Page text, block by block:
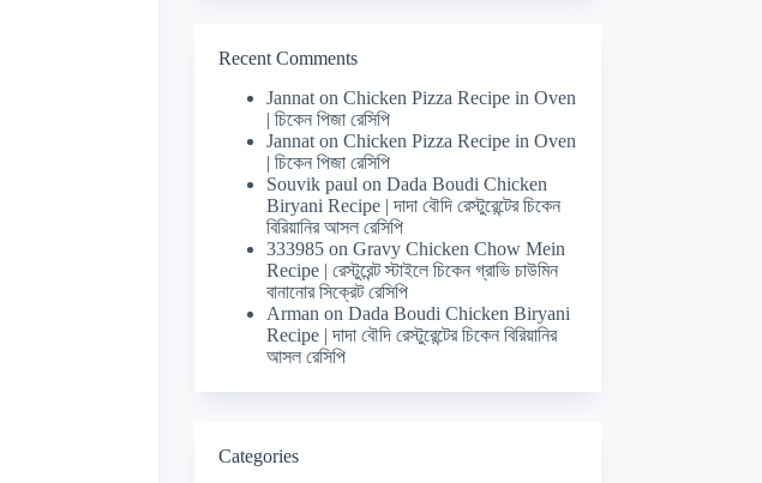
Recent Comments
Jannaton Chicken Pizza Recipe in Oven
| চিকেন পিজা রেসিপি
Jannaton Chicken Pizza Recipe in Oven
| চিকেন পিজা রেসিপি
Souvik paul on Dada Boudi Chicken
Biryani Recipe | দাদা বৌদি রেস্টুরেন্টের চিকেন
বিরিয়ানির আসল রেসিপি
333985on Gravy Chicken Chow Mein
Recipe | রেস্টুরেন্ট স্টাইলে চিকেন গ্রাভি চাউমিন
বানানোর সিক্রেট রেসিপি
Arman on Dada Boudi Chicken Biryani
Recipe | দাদা বৌদি রেস্টুরেন্টের চিকেন বিরিয়ানির
আসল রেসিপি
Categories